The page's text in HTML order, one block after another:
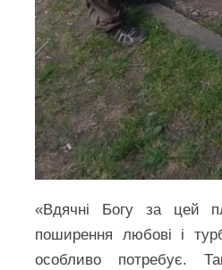
«Вдячні Богу за цей
поширення любові і
особливо потребує.